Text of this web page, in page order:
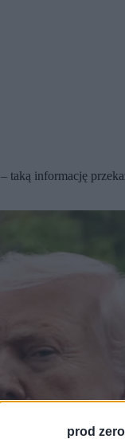
prod
informację